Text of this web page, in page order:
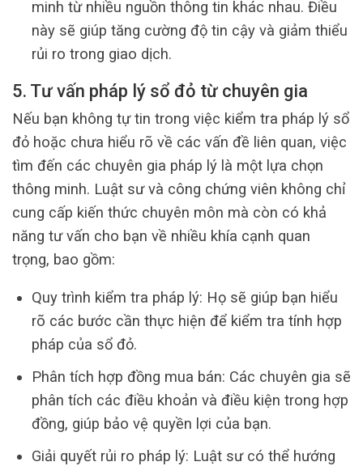
minh từ nhiều nguồn thông tin khác nhau. Điều
này sẽ giúp tăng cường độ tin cậy và giảm thiểu
rủi ro trong giao dịch.
5. Tư vấn pháp lý sổ đỏ từ chuyên gia
Nếu bạn không tự tin trong việc kiểm tra pháp lý sổ
đỏ hoặc chưa hiểu rõ về các vấn đề liên quan, việc
tìm đến các chuyên gia pháp lý là một lựa chọn
thông minh. Luật sư và công chứng viên không chỉ
cung cấp kiến thức chuyên môn mà còn có khả
năng tư vấn cho bạn về nhiều khía cạnh quan
trọng, bao gồm:
Quy trình kiểm tra pháp lý: Họ sẽ giúp bạn hiểu
rõ các bước cần thực hiện để kiểm tra tính hợp
pháp của sổ đỏ.
Phân tích hợp đồng mua bán: Các chuyên gia sẽ
phân tích các điều khoản và điều kiện trong hợp
đồng, giúp bảo vệ quyền lợi của bạn.
Giải quyết rủi ro pháp lý: Luật sư có thể hướng